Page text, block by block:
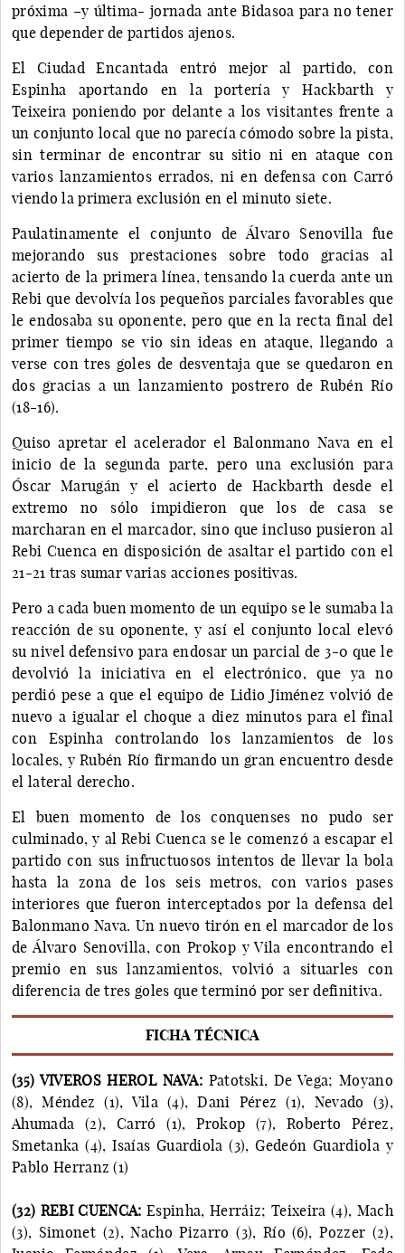
próxima –y última- jornada ante Bidasoa para no tener
que depender de partidos ajenos.
El Ciudad Encantada entró mejor al partido, con
Espinha aportando en la portería y Hackbarth y
Teixeira poniendo por delante a los visitantes frente a
un conjunto local que no parecía cómodo sobre la pista,
sin terminar de encontrar su sitio ni en ataque con
varios lanzamientos errados, ni en defensa con Carró
viendo la primera exclusión en el minuto siete.
Paulatinamente el conjunto de Álvaro Senovilla fue
mejorando sus prestaciones sobre todo gracias al
acierto de la primera línea, tensando la cuerda ante un
Rebi que devolvía los pequeños parciales favorables que
le endosaba su oponente, pero que en la recta final del
primer tiempo se vio sin ideas en ataque, llegando a
verse con tres goles de desventaja que se quedaron en
dos gracias a un lanzamiento postrero de Rubén Río
(18-16).
Quiso apretar el acelerador el Balonmano Nava en el
inicio de la segunda parte, pero una exclusión para
Óscar Marugán y el acierto de Hackbarth desde el
extremo no sólo impidieron que los de casa se
marcharan en el marcador, sino que incluso pusieron al
Rebi Cuenca en disposición de asaltar el partido con el
21-21 tras sumar varias acciones positivas.
Pero a cada buen momento de un equipo se le sumaba la
reacción de su oponente, y así el conjunto local elevó
su nivel defensivo para endosar un parcial de 3-0 que le
devolvió la iniciativa en el electrónico, que ya no
perdió pese a que el equipo de Lidio Jiménez volvió de
nuevo a igualar el choque a diez minutos para el final
con Espinha controlando los lanzamientos de los
locales, y Rubén Río firmando un gran encuentro desde
el lateral derecho.
El buen momento de los conquenses no pudo ser
culminado, y al Rebi Cuenca se le comenzó a escapar el
partido con sus infructuosos intentos de llevar la bola
hasta la zona de los seis metros, con varios pases
interiores que fueron interceptados por la defensa del
Balonmano Nava. Un nuevo tirón en el marcador de los
de Álvaro Senovilla, con Prokop y Vila encontrando el
premio en sus lanzamientos, volvió a situarles con
diferencia de tres goles que terminó por ser definitiva.
FICHA TÉCNICA
(35) VIVEROS HEROL NAVA: Patotski, De Vega; Moyano
(8), Méndez (1), Vila (4), Dani Pérez (1), Nevado (3),
Ahumada (2), Carró (1), Prokop (7), Roberto Pérez,
Smetanka (4), Isaías Guardiola (3), Gedeón Guardiola y
Pablo Herranz (1)
(32) REBI CUENCA: Espinha, Herráiz; Teixeira (4), Mach
(3), Simonet (2), Nacho Pizarro (3), Río (6), Pozzer (2),